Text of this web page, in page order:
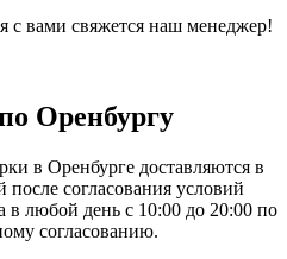
с вами свяжется наш менеджер!
Оренбургу
в Оренбурге доставляются в
после согласования условий
в любой день с 10:00 до 20:00 по
согласованию.